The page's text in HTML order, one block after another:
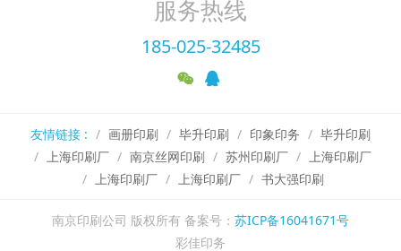
服务热线
185-025-32485
友情链接 : 画册印刷 毕升印刷 印象印务
毕升印刷
上海印刷厂
南京丝网印刷 苏州印刷厂
上海印刷厂
上海印刷厂
上海印刷厂 书大强印刷
南京印刷公司 版权所有 备案号： 苏ICP备16041671号
彩佳印务